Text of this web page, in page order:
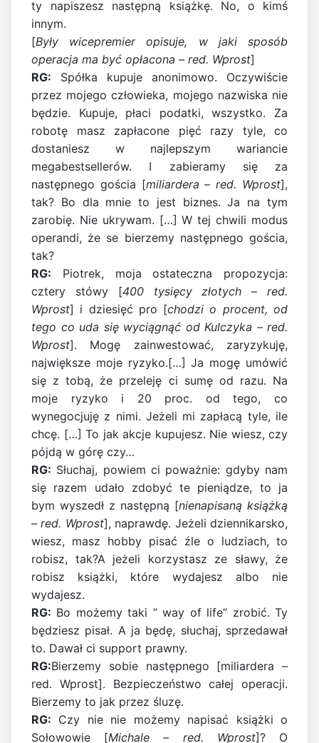
ty napiszesz następną książkę. No, o kimś
innym.
[Były wicepremier opisuje, w jaki sposób
operacja ma być opłacona – red. Wprost]
RG: Spółka kupuje anonimowo. Oczywiście
przez mojego człowieka, mojego nazwiska nie
będzie. Kupuje, płaci podatki, wszystko. Za
robotę masz zapłacone pięć razy tyle, co
dostaniesz w najlepszym wariancie
megabestsellerów. I zabieramy się za
następnego gościa [miliardera – red. Wprost],
tak? Bo dla mnie to jest biznes. Ja na tym
zarobię. Nie ukrywam. […] W tej chwili modus
operandi, że se bierzemy następnego gościa,
tak?
RG: Piotrek, moja ostateczna propozycja:
cztery stówy [400 tysięcy złotych – red.
Wprost] i dziesięć pro [chodzi o procent, od
tego co uda się wyciągnąć od Kulczyka – red.
Wprost]. Mogę zainwestować, zaryzykuję,
największe moje ryzyko.[…] Ja mogę umówić
się z tobą, że przeleję ci sumę od razu. Na
moje ryzyko i 20 proc. od tego, co
wynegocjuję z nimi. Jeżeli mi zapłacą tyle, ile
chcę. […] To jak akcje kupujesz. Nie wiesz, czy
pójdą w górę czy…
RG: Słuchaj, powiem ci poważnie: gdyby nam
się razem udało zdobyć te pieniądze, to ja
bym wyszedł z następną [nienapisaną książką
– red. Wprost], naprawdę. Jeżeli dziennikarsko,
wiesz, masz hobby pisać źle o ludziach, to
robisz, tak?A jeżeli korzystasz ze sławy, że
robisz książki, które wydajesz albo nie
wydajesz.
RG: Bo możemy taki ” way of life” zrobić. Ty
będziesz pisał. A ja będę, słuchaj, sprzedawał
to. Dawał ci support prawny.
RG:Bierzemy sobie następnego [miliardera –
red. Wprost]. Bezpieczeństwo całej operacji.
Bierzemy to jak przez śluzę.
RG: Czy nie nie możemy napisać książki o
Sołowowie [Michale – red. Wprost]? O